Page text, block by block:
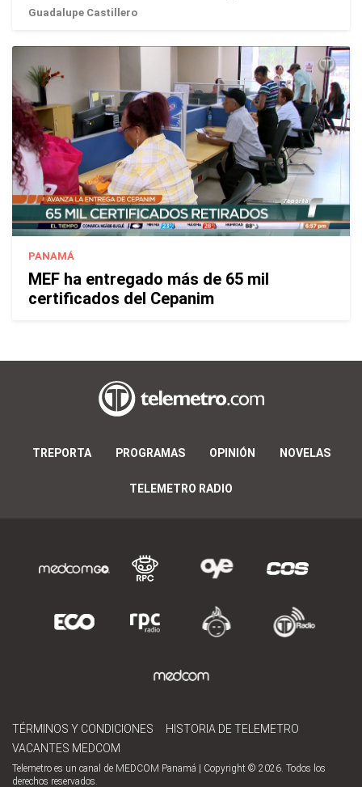
Guadalupe Castillero
PANAMÁ
MEF ha entregado más de 65 mil
certificados del Cepanim
TREPORTA PROGRAMAS OPINIÓN NOVELAS
TELEMETRO RADIO
TÉRMINOS Y CONDICIONES
HISTORIA DE TELEMETRO
VACANTES MEDCOM
Telemetro es un canal de MEDCOM Panamá | Copyright © 2026. Todos los
derechos reservados.